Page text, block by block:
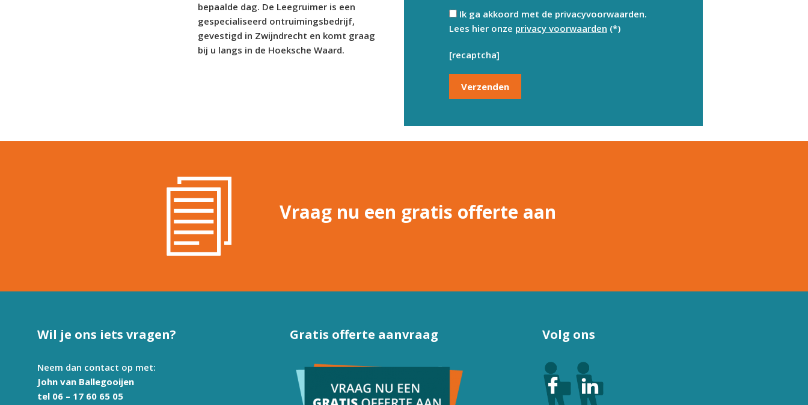
bepaalde dag. De Leegruimer is een
gespecialiseerd ontruimingsbedrijf,
gevestigd in Zwijndrecht en komt graag
bij u langs in de Hoeksche Waard.
Ik ga akkoord met de privacyvoorwaarden.
Lees hier onze privacy voorwaarden (*)
[recaptcha]
Vraag nu een gratis offerte aan
Wil je ons iets vragen?
Neem dan contact op met:
John van Ballegooijen
tel 06 – 17 60 65 05
Gratis offerte aanvraag Volg ons